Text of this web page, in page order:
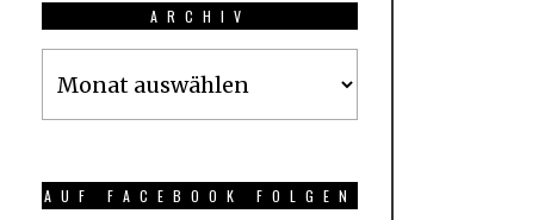
ARCHIV
AUF FACEBOOK FOLGEN